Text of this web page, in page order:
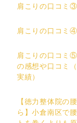
肩こりの口コミ
肩こりの口コミ④
肩こりの口コミ
の感想や口コミ
実績）
【徳力整体院の
ら】小倉南区で